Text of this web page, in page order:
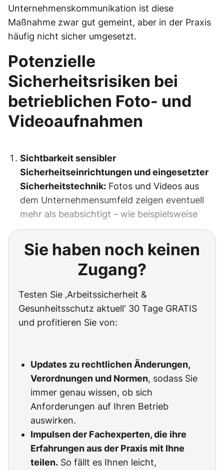
Unternehmenskommunikation ist diese
Maßnahme zwar gut gemeint, aber in der Praxis
häufig nicht sicher umgesetzt.
Potenzielle
Sicherheitsrisiken bei
betrieblichen Foto- und
Videoaufnahmen
Sichtbarkeit sensibler
Sicherheitseinrichtungen und eingesetzter
Sicherheitstechnik: Fotos und Videos aus
dem Unternehmensumfeld zeigen eventuell
mehr als beabsichtigt – wie beispielsweise
Sie haben noch keinen
Zugang?
Testen Sie ‚Arbeitssicherheit &
Gesunheitsschutz aktuell‘ 30 Tage GRATIS
und profitieren Sie von:
Updates zu rechtlichen Änderungen,
Verordnungen und Normen, sodass Sie
immer genau wissen, ob sich
Anforderungen auf Ihren Betrieb
auswirken.
Impulsen der Fachexperten, die ihre
Erfahrungen aus der Praxis mit Ihne
teilen. So fällt es Ihnen leicht,